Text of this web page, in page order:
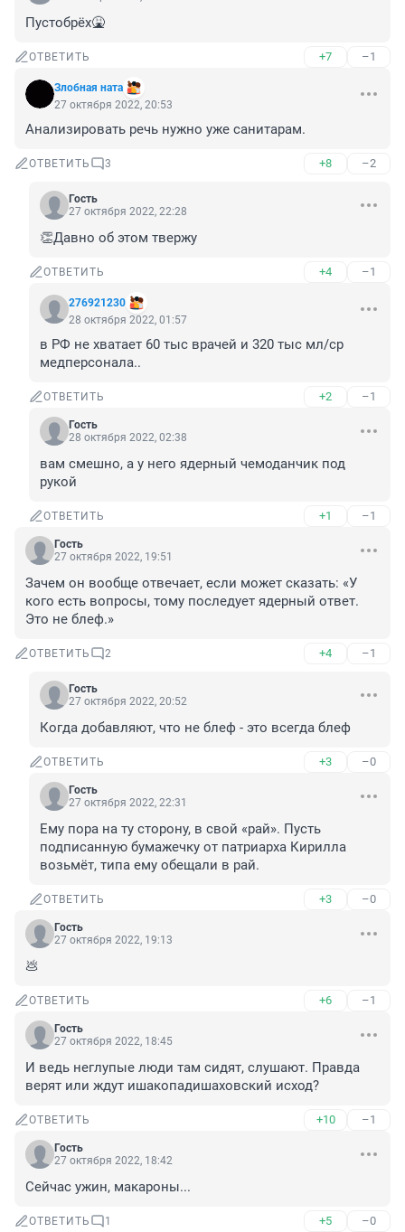
Пустобрёх🤮
ОТВЕТИТЬ +7 –1
Злобная ната
27 октября 2022, 20:53
Анализировать речь нужно уже санитарам.
ОТВЕТИТЬ 3 +8 –2
Гость
27 октября 2022, 22:28
👏Давно об этом твержу
ОТВЕТИТЬ +4 –1
276921230
28 октября 2022, 01:57
в РФ не хватает 60 тыс врачей и 320 тыс мл/ср
медперсонала..
ОТВЕТИТЬ +2 –1
Гость
28 октября 2022, 02:38
вам смешно, а у него ядерный чемоданчик под
рукой
ОТВЕТИТЬ +1 –1
Гость
27 октября 2022, 19:51
Зачем он вообще отвечает, если может сказать: «У
кого есть вопросы, тому последует ядерный ответ.
Это не блеф.»
ОТВЕТИТЬ 2 +4 –1
Гость
27 октября 2022, 20:52
Когда добавляют, что не блеф - это всегда блеф
ОТВЕТИТЬ +3 –0
Гость
27 октября 2022, 22:31
Ему пора на ту сторону, в свой «рай». Пусть
подписанную бумажечку от патриарха Кирилла
возьмёт, типа ему обещали в рай.
ОТВЕТИТЬ +3 –0
Гость
27 октября 2022, 19:13
💩
ОТВЕТИТЬ +6 –1
Гость
27 октября 2022, 18:45
И ведь неглупые люди там сидят, слушают. Правда
верят или ждут ишакопадишаховский исход?
ОТВЕТИТЬ +10 –1
Гость
27 октября 2022, 18:42
Сейчас ужин, макароны...
ОТВЕТИТЬ 1 +5 –0